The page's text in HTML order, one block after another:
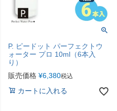
P. ピードット パーフェクトウ
ォーター プロ 10ml（6本入
り）
販売価格 ¥6,380税込
カートに入れる